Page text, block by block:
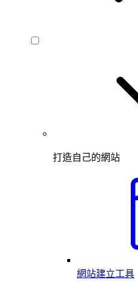
打造自己的網站
網站建立工具